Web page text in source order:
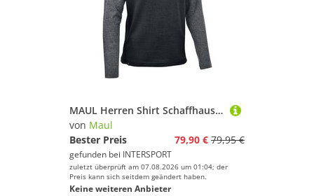
MAUL Herren Shirt Schaffhausen 1/1Funktionsshirt
von Maul
Bester Preis
79,90 € 79,95 €
gefunden bei INTERSPORT
zuletzt überprüft am 07.08.2026 um 01:04; der
Preis kann sich seitdem geändert haben.
Keine weiteren Anbieter